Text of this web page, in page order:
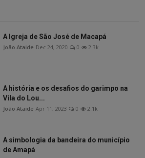
A Igreja de São José de Macapá
João Ataide Dec 24, 2020 0 2.3k
A história e os desafios do garimpo na
Vila do Lou...
João Ataide Apr 11, 2023 0 2.1k
A simbologia da bandeira do município
de Amapá